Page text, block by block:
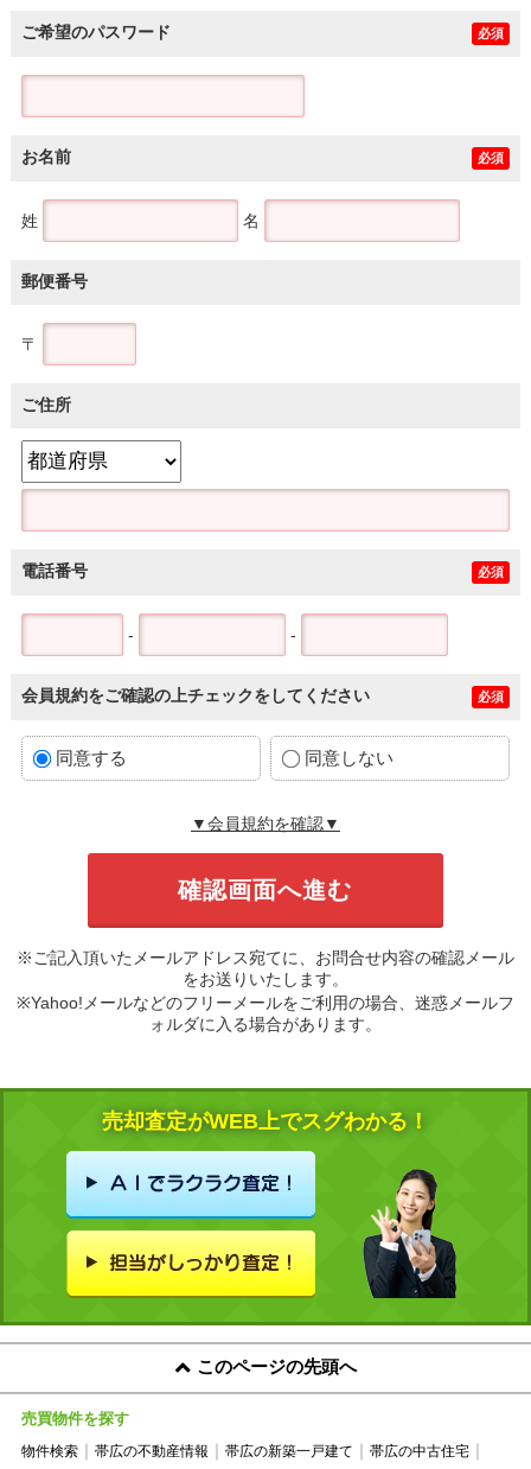
ご希望のパスワード 必須
お名前 必須
姓 名
郵便番号
〒
ご住所
電話番号 必須
- -
会員規約をご確認の上チェックをしてください 必須
同意する 同意しない
▼会員規約を確認▼
※ご記入頂いたメールアドレス宛てに、お問合せ内容の確認メール
をお送りいたします。
※Yahoo!メールなどのフリーメールをご利用の場合、迷惑メールフ
ォルダに入る場合があります。
売却査定がWEB上でスグわかる！
このページの先頭へ
売買物件を探す
物件検索 帯広の不動産情報 帯広の新築一戸建て
帯広の中古住宅